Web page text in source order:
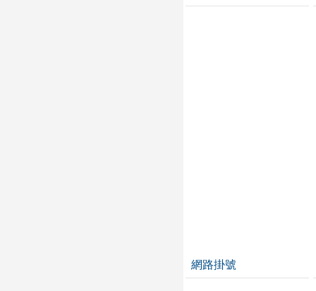
網路掛號